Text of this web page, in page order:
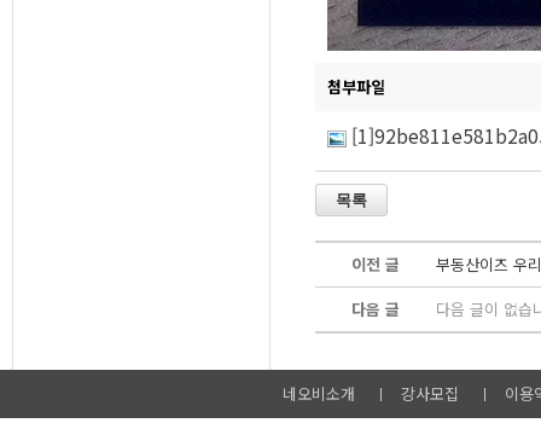
첨부파일
이전 글
부동산이즈 우
다음 글
다음 글이 없습
네오비소개 강사모집 이용